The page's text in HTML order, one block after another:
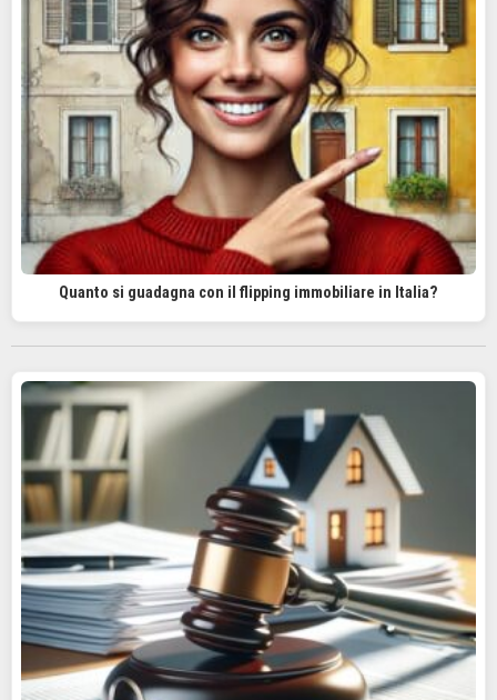
Quanto si guadagna con il flipping immobiliare in Italia?